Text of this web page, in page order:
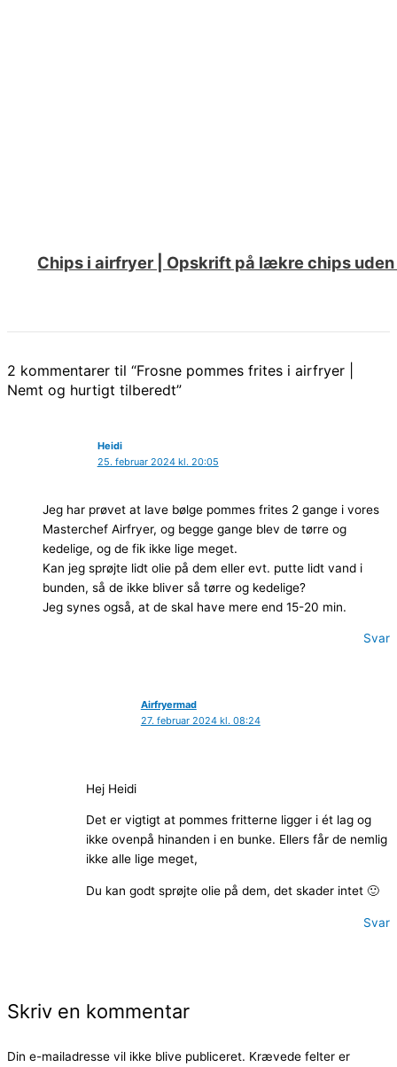
Chips i airfryer | Opskrift på lækre chips
2 kommentarer til “Frosne pommes frites i airfryer |
Nemt og hurtigt tilberedt”
Heidi
25. februar 2024 kl. 20:05
Jeg har prøvet at lave bølge pommes frites 2 gange i vores
Masterchef Airfryer, og begge gange blev de tørre og
kedelige, og de fik ikke lige meget.
Kan jeg sprøjte lidt olie på dem eller evt. putte lidt vand i
bunden, så de ikke bliver så tørre og kedelige?
Jeg synes også, at de skal have mere end 15-20 min.
Svar
Airfryermad
27. februar 2024 kl. 08:24
Hej Heidi
Det er vigtigt at pommes fritterne ligger i ét lag og
ikke ovenpå hinanden i en bunke. Ellers får de nemlig
ikke alle lige meget,
Du kan godt sprøjte olie på dem, det skader intet 🙂
Svar
Skriv en kommentar
Din e-mailadresse vil ikke blive publiceret. Krævede felter er